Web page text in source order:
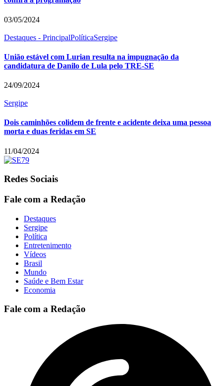
03/05/2024
Destaques - PrincipalPolíticaSergipe
União estável com Lurian resulta na impugnação da
candidatura de Danilo de Lula pelo TRE-SE
24/09/2024
Sergipe
Dois caminhões colidem de frente e acidente deixa uma pessoa
morta e duas feridas em SE
11/04/2024
Redes Sociais
Fale com a Redação
Destaques
Sergipe
Política
Entretenimento
Vídeos
Brasil
Mundo
Saúde e Bem Estar
Economia
Fale com a Redação